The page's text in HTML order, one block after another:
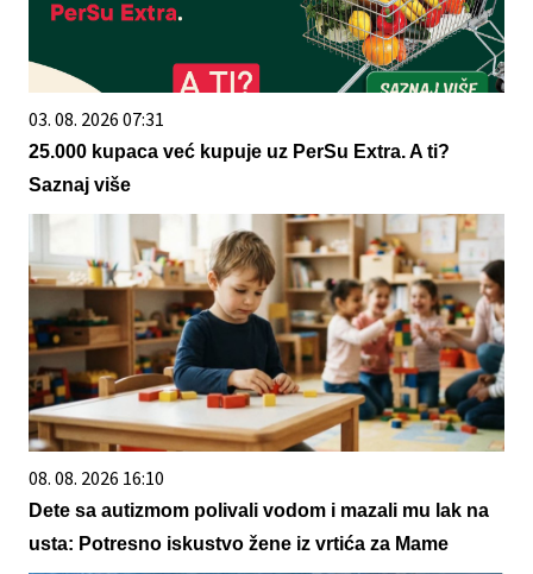
03. 08. 2026 07:31
25.000 kupaca već kupuje uz PerSu Extra. A ti?
Saznaj više
08. 08. 2026 16:10
Dete sa autizmom polivali vodom i mazali mu lak na
usta: Potresno iskustvo žene iz vrtića za Mame